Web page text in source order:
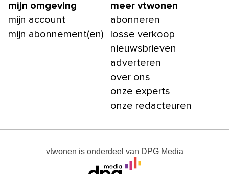
mijn omgeving
mijn account
mijn abonnement(en)
meer vtwonen
abonneren
losse verkoop
nieuwsbrieven
adverteren
over ons
onze experts
onze redacteuren
vtwonen is onderdeel van DPG Media